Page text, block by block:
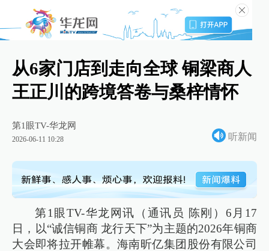
从6家门店到走向全球 铜梁商人
王正川的跨境答卷与桑梓情怀
第1眼TV-华龙网
2026-06-11 10:28 听新闻
第1眼TV-华龙网讯（通讯员 陈刚）6月17
日，以“诚信铜商 龙行天下”为主题的2026年铜商
大会即将拉开帷幕。海南昕亿集团股份有限公司